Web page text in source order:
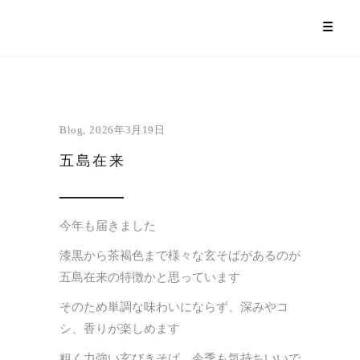
Blog 2026年3月19日
五島在来
今年も届きました
漆黒から茶褐色まで様々な玄そばがあるのが
五島在来の特徴かと思っています
そのため単調な味わいにならず、深みやコ
シ、香りが楽しめます